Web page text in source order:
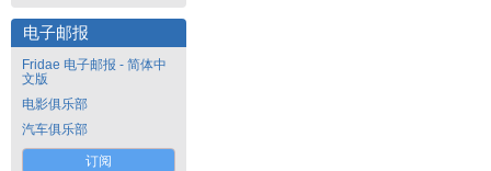
电子邮报
Fridae 电子邮报 - 简体中
文版
电影俱乐部
汽车俱乐部
订阅